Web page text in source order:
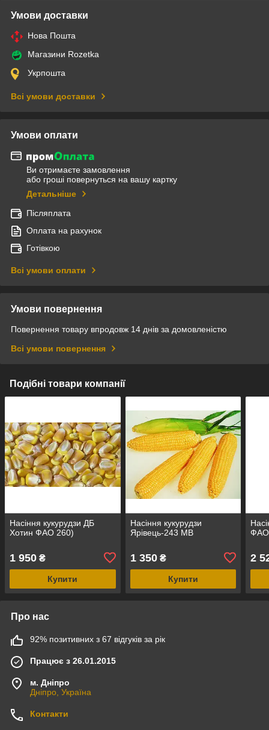
Умови доставки
Нова Пошта
Магазини Rozetka
Укрпошта
Всі умови доставки
Умови оплати
Ви отримаєте замовлення
або гроші повернуться на вашу картку
Детальніше
Післяплата
Оплата на рахунок
Готівкою
Всі умови оплати
Умови повернення
Повернення товару впродовж 14 днів за домовленістю
Всі умови повернення
Подібні товари компанії
Насіння кукурудзи ДБ
Хотин ФАО 260)
1 950 ₴
Купити
Насіння кукурудзи
Ярівець-243 МВ
1 350₴
Купити
ФАО
2
Про нас
92% позитивних з 67 відгуків за рік
Працює з 26.01.2015
м. Дніпро
Дніпро, Україна
Контакти